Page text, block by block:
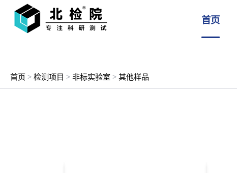
首页
首页 > 检测项目 > 非标实验室 > 其他样品